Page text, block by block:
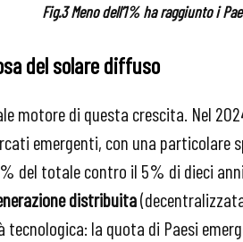
Fig.3 Meno dell’1% ha raggiunto i
del solare diffuso
motore di questa crescita. Nel
emergenti, con una particolare
del totale contro il 5% di dieci
distribuita
tecnologica: la quota di Paesi